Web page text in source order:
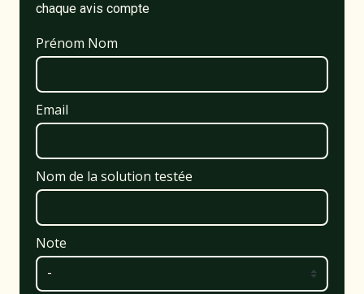
chaque avis compte
Prénom Nom
Email
Nom de la solution testée
Note